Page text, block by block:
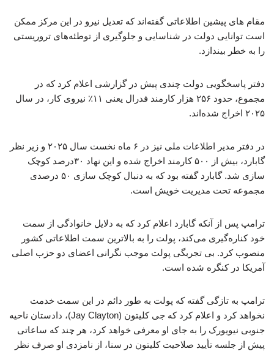
مقام های پیشین اطلاعاتی گفته‌اند که تعدیل نیرو در این مرکز ممکن
است توانایی دولت در شناسایی و جلوگیری از توطئه‌های تروریستی
را به خطر بیندازد.
دفتر پاسخگویی دولت چندی پیش در گزارشی اعلام کرد که در
مجموع، حدود ۲۵۶ هزار کارمند فدرال یعنی ۱۱٪ نیروی کار، در سال
۲۰۲۵ اخراج شده‌اند.
در دفتر مدیر اطلاعات ملی نیز در ۶ ماه نخست سال ۲۰۲۵ و زیر نظر
گابارد، بیش از ۵۰۰ کارمند اخراج شده و این نهاد ۳۰درصد کوچک
سازی شد. گابارد گفته بود که به دنبال کوچک سازی ۵۰ درصدی
مجموعه تحت مدیریت خویش است.
ترامپ پس از آنکه گابارد اعلام کرد که به دلایل خانوادگی از سمت
خود کناره‌گیری می‌کند، پولت را به بالاترین سمت اطلاعاتی کشور
منصوب کرد. بی تجربگی پولت موجب نگرانی‌ اعضای دو حزب اصلی
آمریکا در کنگره شده است.
ترامپ به تازگی گفته که پولت به طور دائم در این سمت خدمت
نخواهد کرد و اعلام کرد که جی کلیتون (Jay Clayton)، دادستان ناحیه
جنوبی نیویورک را به جای او معرفی خواهد کرد، هر چند که ساعاتی
پیش از جلسه تأیید صلاحیت کلیتون در سنا، از نامزدی او صرف نظر